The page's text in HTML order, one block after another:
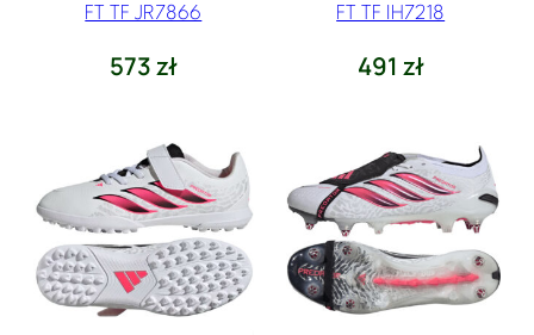
FT TF JR7866
573zł
FT TF IH7218
491 zł